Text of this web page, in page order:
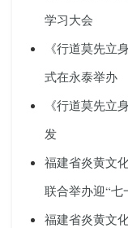
学习大会
《行道莫先
式在永泰举办
《行道莫先
发
福建省炎黄文
联合举办迎“七
福建省炎黄文